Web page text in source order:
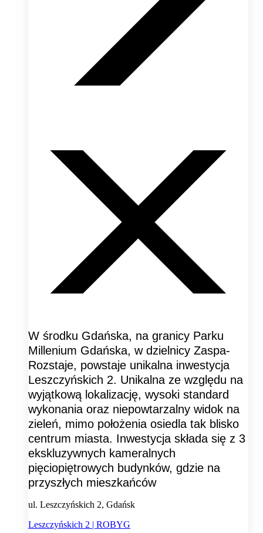
W środku Gdańska, na granicy Parku
Millenium Gdańska, w dzielnicy Zaspa-
Rozstaje, powstaje unikalna inwestycja
Leszczyńskich 2. Unikalna ze względu na
wyjątkową lokalizację, wysoki standard
wykonania oraz niepowtarzalny widok na
zieleń, mimo położenia osiedla tak blisko
centrum miasta. Inwestycja składa się z 3
ekskluzywnych kameralnych
pięciopiętrowych budynków, gdzie na
przyszłych mieszkańców
ul. Leszczyńskich 2, Gdańsk
Leszczyńskich 2 | ROBYG